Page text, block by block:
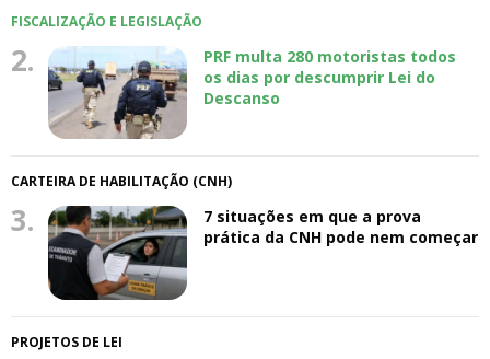
FISCALIZAÇÃO E LEGISLAÇÃO
2.
PRF multa 280 motoristas todos
os dias por descumprir Lei do
Descanso
CARTEIRA DE HABILITAÇÃO (CNH)
3.
7 situações em que a prova
prática da CNH pode nem começar
PROJETOS DE LEI